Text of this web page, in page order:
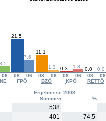
06 08 06 08 06 08 06 08 06
FPÖ BZÖ KPÖ RETTÖ
21.5
7.6
11.1
1.3 0.3 1.8 0.0 0.0
Ergebnisse 2008
Stimmen
%
538
401 74,5